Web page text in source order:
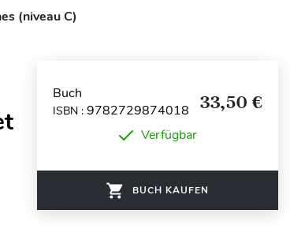
(niveau C)
Buch
ISBN : 9782729874018 33,50 €
Verfügbar
BUCH KAUFEN